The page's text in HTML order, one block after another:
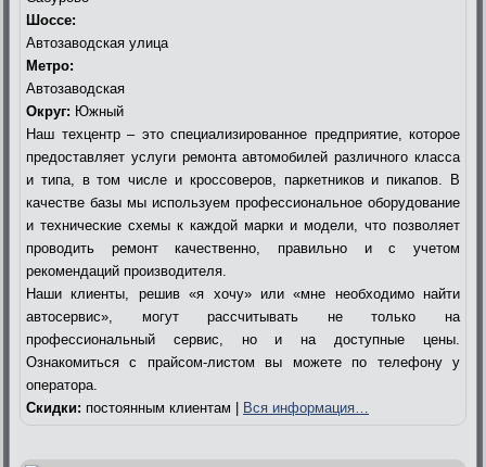
Шоссе:
Автозаводская улица
Метро:
Автозаводская
Округ: Южный
Наш техцентр – это специализированное предприятие, которое
предоставляет услуги ремонта автомобилей различного класса
и типа, в том числе и кроссоверов, паркетников и пикапов. В
качестве базы мы используем профессиональное оборудование
и технические схемы к каждой марки и модели, что позволяет
проводить ремонт качественно, правильно и с учетом
рекомендаций производителя.
Наши клиенты, решив «я хочу» или «мне необходимо найти
автосервис», могут рассчитывать не только на
профессиональный сервис, но и на доступные цены.
Ознакомиться с прайсом-листом вы можете по телефону у
оператора.
Скидки: постоянным клиентам | Вся информация…